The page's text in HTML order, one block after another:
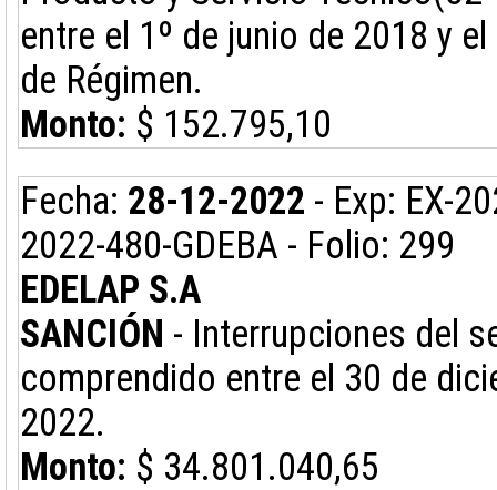
entre el 1º de junio de 2018 y
de Régimen.
Monto: $ 152.795,10
Fecha: 28-12-2022 - Exp: EX-
2022-480-GDEBA - Folio: 299
EDELAP S.A
SANCIÓN - Interrupciones del
comprendido entre el 30 de
2022.
Monto: $ 34.801.040,65